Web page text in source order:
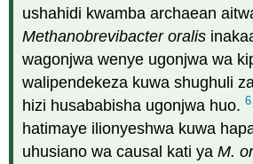
ushahidi kwamba archaean
Methanobrevibacter oralis
wagonjwa wenye ugonjwa wa
walipendekeza kuwa shughuli
hizi husababisha ugonjwa huo.6
hatimaye ilionyeshwa kuwa
uhusiano wa causal kati yaM.